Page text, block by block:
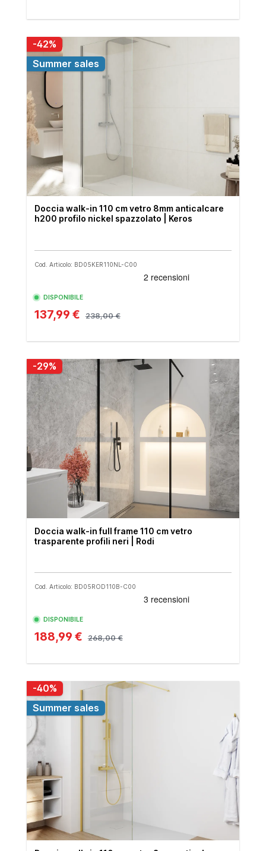
-42%
Summer sales
Doccia walk-in 110 cm vetro 8mm anticalcare
h200 profilo nickel spazzolato | Keros
Cod. Articolo: BD05KER110NL-C00
DISPONIBILE
137,99 € 238,00 €
-29%
Doccia walk-in full frame 110 cm vetro
trasparente profili neri | Rodi
Cod. Articolo: BD05ROD110B-C00
DISPONIBILE
188,99 € 268,00 €
-40%
Summer sales